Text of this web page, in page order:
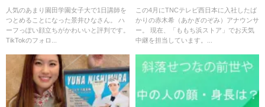
人気のあまり園田学園女子大で1日講師を
つとめることになった景井ひなさん。 ハ
ーフっぽい顔立ちがかわいいと評判です。
TikTokのフォロ...
タ画像は？
この4月にTNCテレビ西日本に入社したば
かりの赤木希（あかぎのぞみ）アナウンサ
ー。 現在、「ももち浜ストア」でお天気
中継を担当しています。...